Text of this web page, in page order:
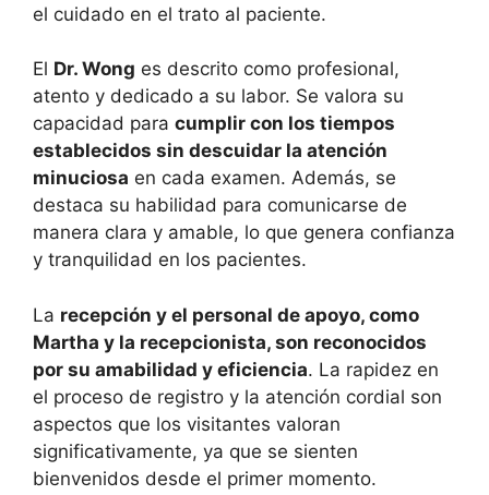
el cuidado en el trato al paciente.
El Dr. Wong es descrito como profesional,
atento y dedicado a su labor. Se valora su
capacidad para cumplir con los tiempos
establecidos sin descuidar la atención
minuciosa en cada examen. Además, se
destaca su habilidad para comunicarse de
manera clara y amable, lo que genera confianza
y tranquilidad en los pacientes.
La recepción y el personal de apoyo, como
Martha y la recepcionista, son reconocidos
por su amabilidad y eficiencia. La rapidez en
el proceso de registro y la atención cordial son
aspectos que los visitantes valoran
significativamente, ya que se sienten
bienvenidos desde el primer momento.